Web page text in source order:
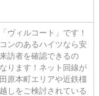
ヴィルコート」です！
ンのあるハイツなら安
訪者を確認できるの
ります！ネット回線が
原本町エリアや近鉄橿
しをご検討されている